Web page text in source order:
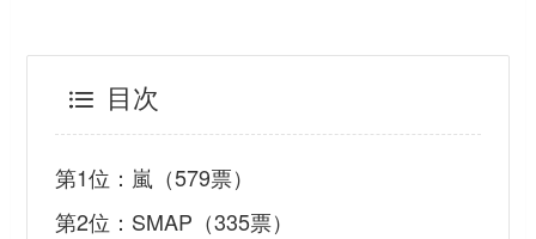
目次
第1位：嵐（579票）
第2位：SMAP（335票）